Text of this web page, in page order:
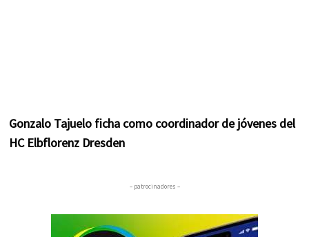
Gonzalo Tajuelo ficha como coordinador de jóvenes del
HC Elbflorenz Dresden
– patrocinadores –